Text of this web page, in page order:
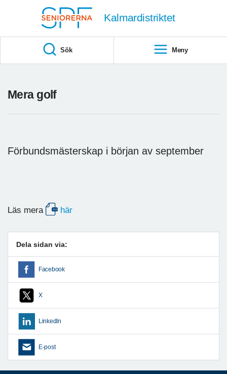
Kalmardistriktet
Sök Meny
Mera golf
Förbundsmästerskap i början av september
Läs mera här
Dela sidan via:
Facebook
X
LinkedIn
E-post